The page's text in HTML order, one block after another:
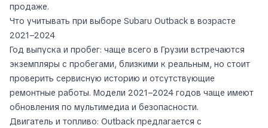
продаже.
Что учитывать при выборе Subaru Outback в возрасте
2021–2024
Год выпуска и пробег: чаще всего в Грузии встречаются
экземпляры с пробегами, близкими к реальным, но стоит
проверить сервисную историю и отсутствующие
ремонтные работы. Модели 2021–2024 годов чаще имеют
обновления по мультимедиа и безопасности.
Двигатель и топливо: Outback предлагается с